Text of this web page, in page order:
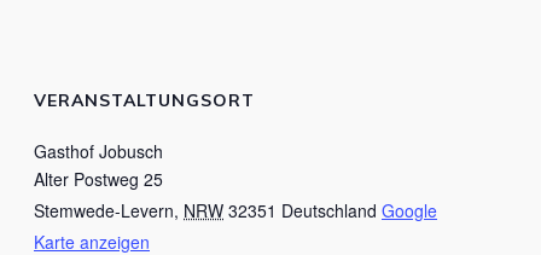
VERANSTALTUNGSORT
Gasthof Jobusch
Alter Postweg 25
Stemwede-Levern, NRW 32351 Deutschland Google
Karte anzeigen